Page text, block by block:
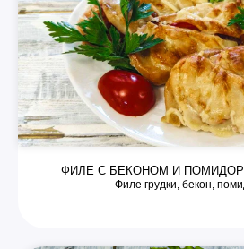
ФИЛЕ С БЕКОНОМ И
Филе грудки, бекон,